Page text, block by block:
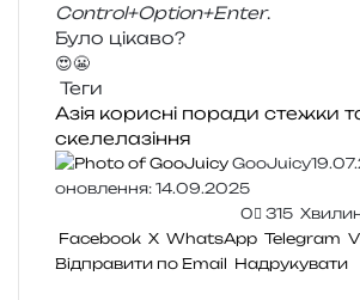
Control+Option+Enter.
Було цікаво?
😍😬
Теги
Азія корисні поради стежки
скелелазіння
GooJuicy
оновлення: 14.09.2025
0
315
Facebook X WhatsApp Telegram
Відправити по Email Надрукувати